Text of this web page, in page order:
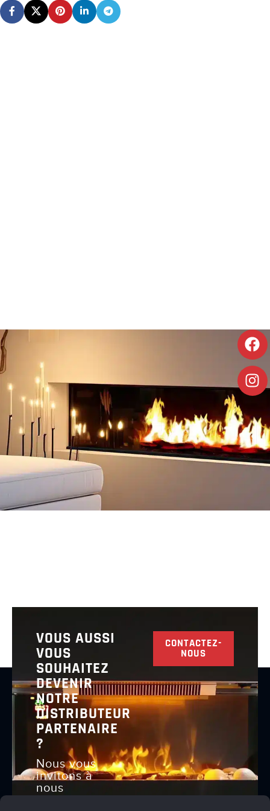
VOUS AUSSI
VOUS
SOUHAITEZ
DEVENIR
NOTRE
DISTRIBUTEUR
PARTENAIRE
?
Nous vous
invitons à
nous
contacter
CONTACTEZ-
NOUS